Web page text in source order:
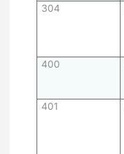
304
400
401